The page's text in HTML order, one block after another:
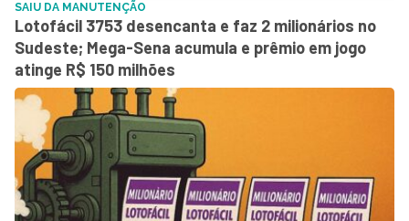
SAIU DA MANUTENÇÃO
Lotofácil 3753 desencanta e faz 2 milionários no
Sudeste; Mega-Sena acumula e prêmio em jogo
atinge R$ 150 milhões